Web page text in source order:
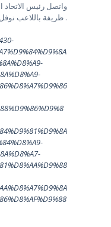
واتصل رئيس الاتحاد
ظريفة باللاعب نوفل وهنأه بالميدالية الفضية .